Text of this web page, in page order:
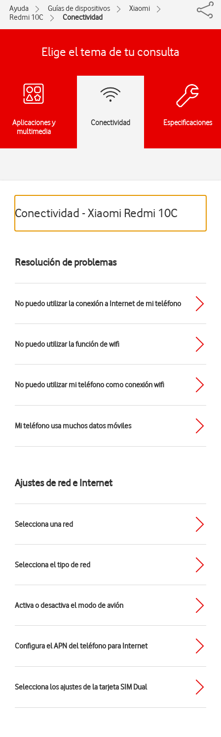
Ayuda Guías de dispositivos
Xiaomi
Redmi 10C
Conectividad
Elige el tema de tu consulta
Aplicaciones y
multimedia
Conectividad Especificaciones
Conectividad - Xiaomi Redmi 10C
Resolución de problemas
No puedo utilizar la conexión a Internet de mi teléfono
No puedo utilizar la función de wifi
No puedo utilizar mi teléfono como conexión wifi
Mi teléfono usa muchos datos móviles
Ajustes de red e Internet
Selecciona una red
Selecciona el tipo de red
Activa o desactiva el modo de avión
Configura el APN del teléfono para Internet
Selecciona los ajustes de la tarjeta SIM Dual